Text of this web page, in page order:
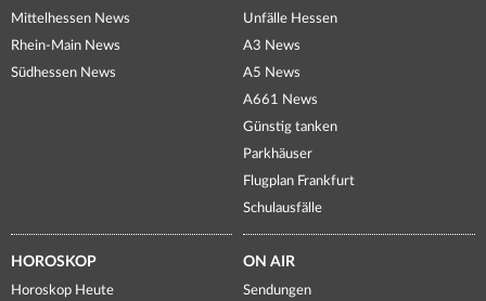
Mittelhessen News
Rhein-Main News
Südhessen News
Unfälle Hessen
A3 News
A5 News
A661 News
Günstig tanken
Parkhäuser
Flugplan Frankfurt
Schulausfälle
HOROSKOP
Horoskop Heute
ON AIR
Sendungen